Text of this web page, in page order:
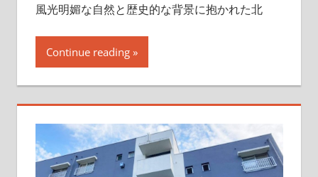
風光明媚な自然と歴史的な背景に抱かれた北
Continue reading